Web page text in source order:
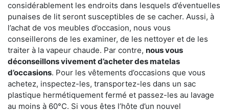
considérablement les endroits dans lesquels d’éventuelles
punaises de lit seront susceptibles de se cacher. Aussi, à
l’achat de vos meubles d’occasion, nous vous
conseillerons de les examiner, de les nettoyer et de les
traiter à la vapeur chaude. Par contre, nous vous
déconseillons vivement d’acheter des matelas
d’occasions. Pour les vêtements d’occasions que vous
achetez, inspectez-les, transportez-les dans un sac
plastique hermétiquement fermé et passez-les au lavage
au moins à 60°C. Si vous êtes l’hôte d’un nouvel